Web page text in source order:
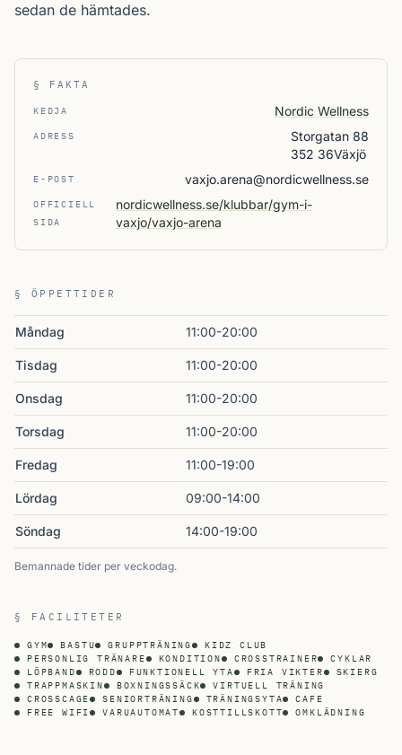
sedan de hämtades.
§ FAKTA
KEDJA Nordic Wellness
ADRESS
Storgatan 88
352 36Växjö
E-POST vaxjo.arena@nordicwellness.se
OFFICIELL
SIDA
nordicwellness.se/klubbar/gym-i-
vaxjo/vaxjo-arena
§ ÖPPETTIDER
Måndag 11:00-20:00
Tisdag 11:00-20:00
Onsdag 11:00-20:00
Torsdag 11:00-20:00
Fredag 11:00-19:00
Lördag 09:00-14:00
Söndag 14:00-19:00
Bemannade tider per veckodag.
§ FACILITETER
GYM BASTU GRUPPTRÄNING
KIDZ CLUB
PERSONLIG TRÄNARE
KONDITION CROSSTRAINER
CYKLAR
LÖPBAND
RODD FUNKTIONELL YTA FRIA VIKTER
SKIERG
TRAPPMASKIN
BOXNINGSSÄCK
VIRTUELL TRÄNING
CROSSCAGE
SENIORTRÄNING TRÄNINGSYTA
CAFE
FREE WIFI
VARUAUTOMAT KOSTTILLSKOTT OMKLÄDNING